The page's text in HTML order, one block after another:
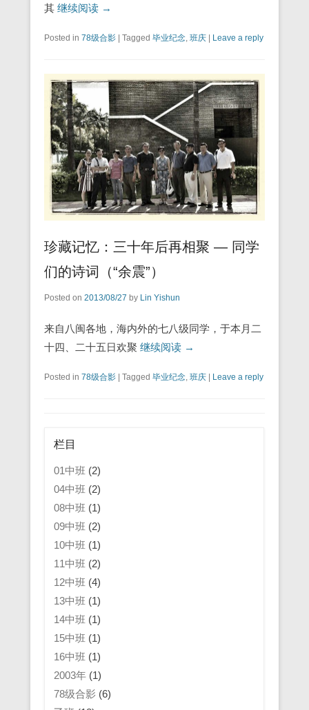
其 继续阅读 →
Posted in 78级合影 | Tagged 毕业纪念, 班庆 | Leave a reply
珍藏记忆：三十年后再相聚 — 同学
们的诗词（“余震”）
Posted on 2013/08/27 by Lin Yishun
来自八闽各地，海内外的七八级同学，于本月二
十四、二十五日欢聚 继续阅读 →
Posted in 78级合影 Tagged 毕业纪念, 班庆 Leave a reply
栏目
01中班 (2)
04中班 (2)
08中班 (1)
09中班 (2)
10中班 (1)
11中班 (2)
12中班 (4)
13中班 (1)
14中班 (1)
15中班 (1)
16中班 (1)
2003年(1)
78级合影 (6)